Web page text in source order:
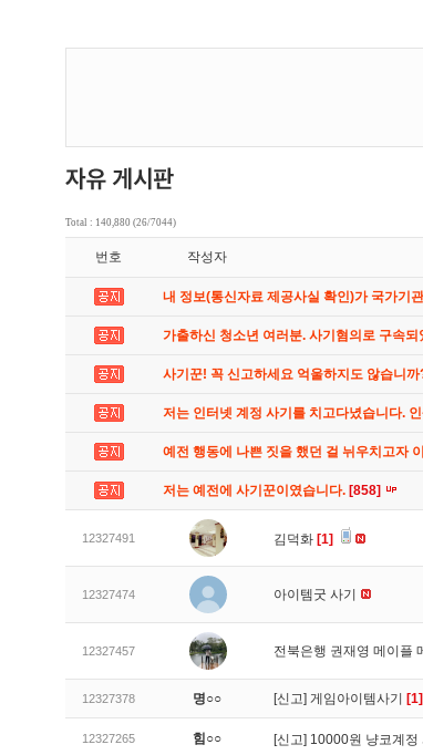
Total : 140,880 (26/7044)
번호 작성자
내 정보(통신자료 제공사실 확인)가 국가기
가출하신 청소년 여러분. 사기혐의로 구속
사기꾼! 꼭 신고하세요 억울하지도 않습니까
저는 인터넷 계정 사기를 치고다녔습니다.
예전 행동에 나쁜 짓을 했던 걸 뉘우치고자
저는 예전에 사기꾼이였습니다. [858]
12327491 김덕화 [1]
12327474 아이템굿 사기
12327457 전북은행 권재영 메이플
12327378 명○○ [신고] 게임아이템사기 [1]
12327265 힘○○ [신고] 10000원 냥코계정